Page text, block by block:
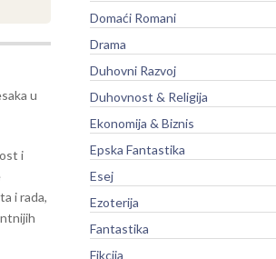
u
i
i rada,
Domaći Romani
Drama
Duhovni Razvoj
Duhovnost & Religija
Ekonomija & Biznis
Epska Fantastika
Esej
Ezoterija
Fantastika
Fikcija